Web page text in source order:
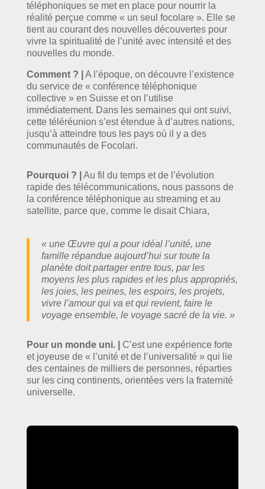
téléphoniques se met en place pour nourrir la
réalité perçue comme « un seul focolare ». Elle se
tient au courant des nouvelles découvertes pour
vivre la spiritualité de l’unité avec intensité et des
nouvelles du monde.
Comment ? |
A l’époque, on découvre l’existence
du service de « conférence téléphonique
collective » en Suisse et on l’utilise
immédiatement. Dans les semaines qui ont suivi,
cette téléréunion s’est étendue à d’autres nations,
jusqu’à atteindre tous les pays où il y a des
communautés de Focolari.
Pourquoi ? |
Au fil du temps et de l’évolution
rapide des télécommunications, nous passons de
la conférence téléphonique au streaming et au
satellite, parce que, comme le disait Chiara,
« une Œuvre qui a pour idéal l’unité, une
famille répandue aujourd’hui sur toute la
planète doit partager entre tous, par les
moyens les plus rapides et les plus appropriés,
les joies, les peines, les espoirs, les projets,
vivre l’amour qui va et qui revient, faire le
voyage ensemble, le voyage sacré de la vie. »
Pour un monde uni.
C’est une expérience forte
et joyeuse de « l’unité et de l’universalité » qui lie
des centaines de milliers de personnes, réparties
sur les cinq continents, orientées vers la fraternité
universelle.